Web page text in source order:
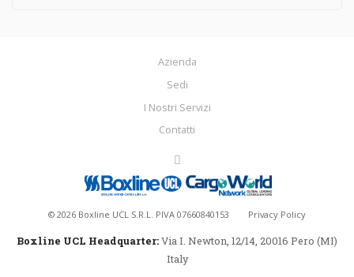
Azienda
Sedi
I Nostri Servizi
Contatti
©2026 Boxline UCL S.R.L. PIVA 07660840153 Privacy Policy
Boxline UCL Headquarter:Via I. Newton, 12/14, 20016 Pero (MI)
Italy